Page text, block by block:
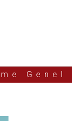
Genel